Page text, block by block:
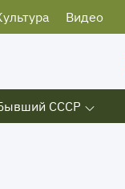
Видео
СССР